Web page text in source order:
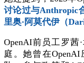
讨论过与Anthropic
里奥·阿莫代伊（
OpenAI前员工罗茜
庭。她曾在